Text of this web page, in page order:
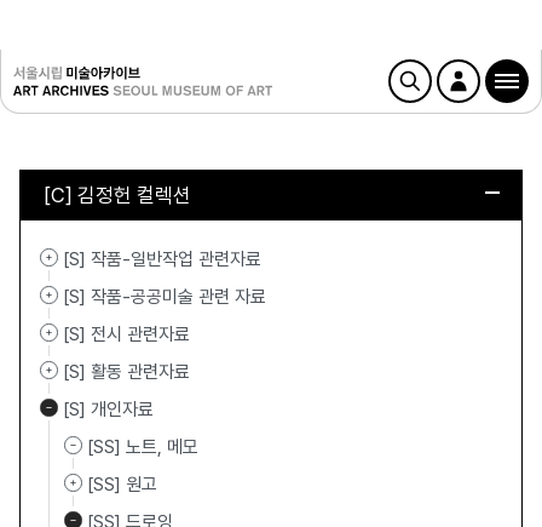
[C] 김정헌 컬렉션
[S] 작품-일반작업 관련자료
[S] 작품-공공미술 관련 자료
[S] 전시 관련자료
[S] 활동 관련자료
[S] 개인자료
[SS] 노트, 메모
[SS] 원고
[SS] 드로잉